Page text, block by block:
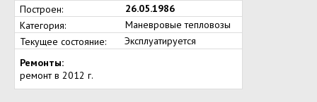
Построен:
26.05.1986
Категория:
Маневровые тепловозы
Текущее состояние:
Эксплуатируется
Ремонты:
ремонт в 2012 г.